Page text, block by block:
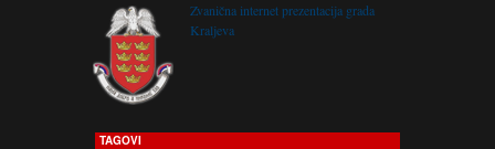
Zvanična internet prezentacija grada
Kraljeva
TAGOVI